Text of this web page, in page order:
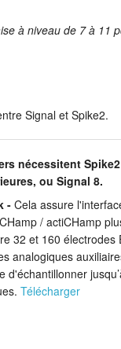
à niveau de 7 à 11
Signal et Spike2.
nécessitent
ou Signal 8.
-Cela assure
/ actiCHamp
32 et 160 électrodes
analogiques
d'échantillonner
Télécharger